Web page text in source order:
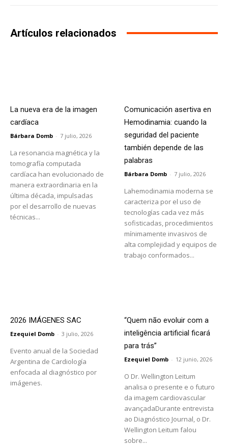
Artículos relacionados
La nueva era de la imagen
cardíaca
Bárbara Domb - 7 julio, 2026
La resonancia magnética y la
tomografía computada
cardíaca han evolucionado de
manera extraordinaria en la
última década, impulsadas
por el desarrollo de nuevas
técnicas...
Comunicación asertiva en
Hemodinamia: cuando la
seguridad del paciente
también depende de las
palabras
Bárbara Domb - 7 julio, 2026
Lahemodinamia moderna se
caracteriza por el uso de
tecnologías cada vez más
sofisticadas, procedimientos
mínimamente invasivos de
alta complejidad y equipos de
trabajo conformados...
2026 IMÁGENES SAC
Ezequiel Domb - 3 julio, 2026
Evento anual de la Sociedad
Argentina de Cardiología
enfocada al diagnóstico por
imágenes.
“Quem não evoluir com a
inteligência artificial ficará
para trás”
Ezequiel Domb - 12 junio, 2026
O Dr. Wellington Leitum
analisa o presente e o futuro
da imagem cardiovascular
avançadaDurante entrevista
ao Diagnóstico Journal, o Dr.
Wellington Leitum falou
sobre...